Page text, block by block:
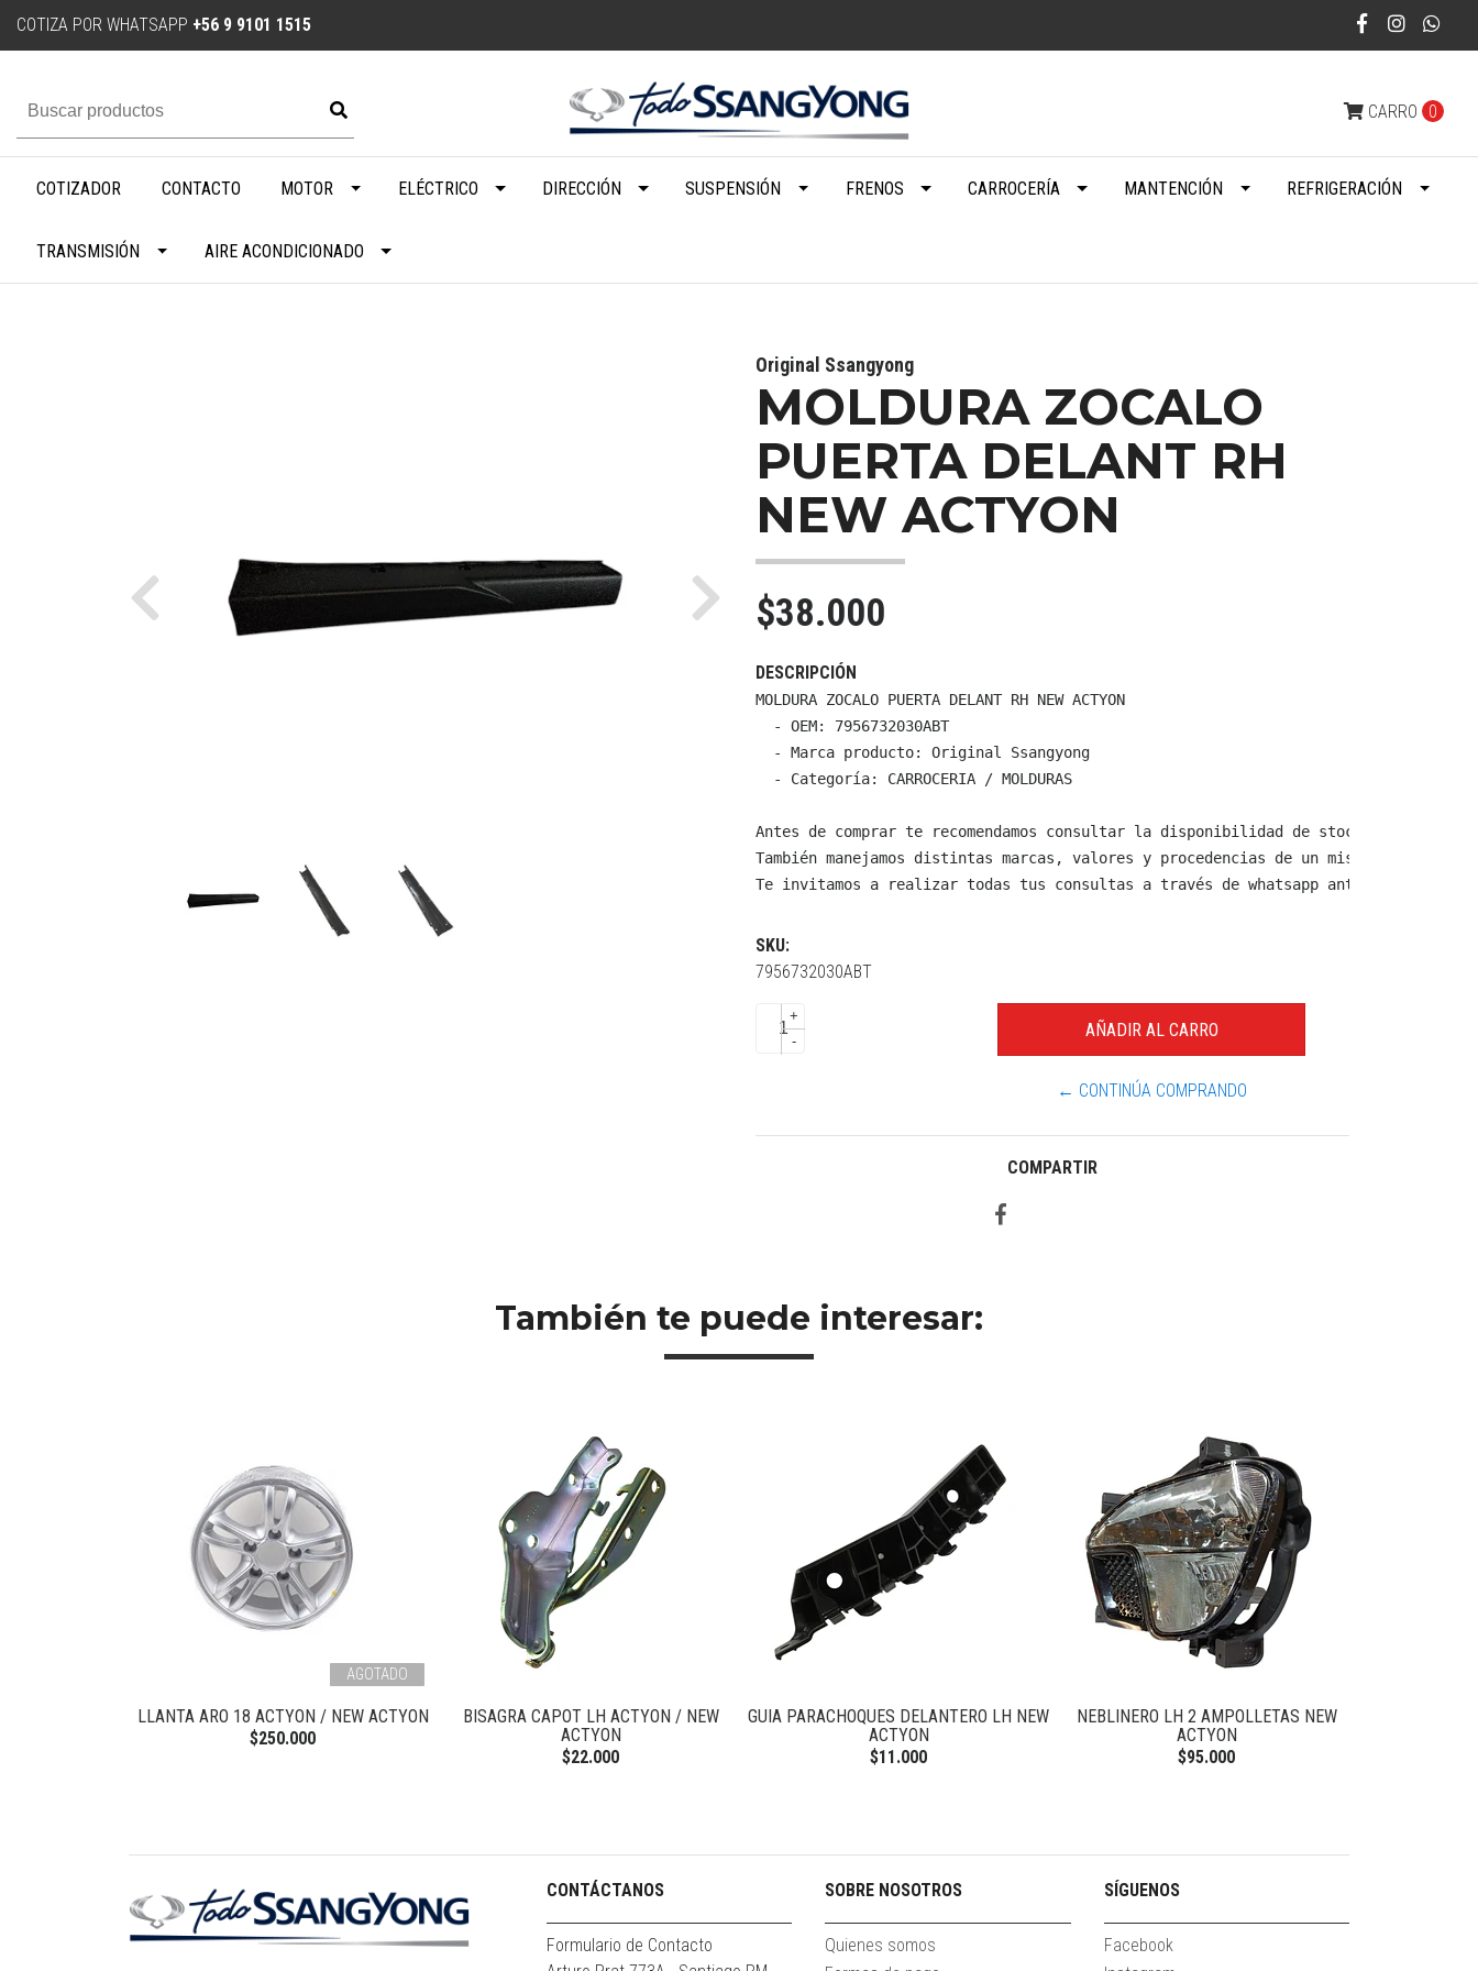
COTIZA POR WHATSAPP +56 9 9101 1515
CARRO 0
COTIZADOR CONTACTO MOTOR ELÉCTRICO DIRECCIÓN SUSPENSIÓN FRENOS CARROCERÍA MANTENCIÓN REFRIGERACIÓN
TRANSMISIÓN AIRE ACONDICIONADO
Previous Next
Original Ssangyong
MOLDURA ZOCALO
PUERTA DELANT RH
NEW ACTYON
$38.000
DESCRIPCIÓN
MOLDURA ZOCALO PUERTA DELANT RH NEW ACTYON
  - OEM: 7956732030ABT
  - Marca producto: Original Ssangyong
  - Categoría: CARROCERIA / MOLDURAS
Antes de comprar te recomendamos consultar la disponibilidad de stock y
También manejamos distintas marcas, valores y procedencias de un mismo producto.
Te invitamos a realizar todas tus consultas a través de whatsapp antes de
SKU:
7956732030ABT
+
-
← CONTINÚA COMPRANDO
COMPARTIR
También te puede interesar:
AGOTADO
LLANTA ARO 18 ACTYON / NEW ACTYON
$250.000
BISAGRA CAPOT LH ACTYON / NEW
ACTYON
$22.000
GUIA PARACHOQUES DELANTERO LH NEW
ACTYON
$11.000
NEBLINERO LH 2 AMPOLLETAS NEW
ACTYON
$95.000
CONTÁCTANOS
Formulario de Contacto
SOBRE NOSOTROS
Quienes somos
SÍGUENOS
Facebook